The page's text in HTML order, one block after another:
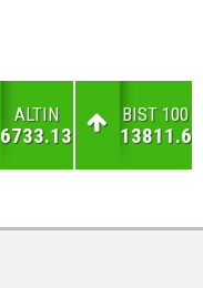
ALTIN
6733.13
BIST 100
13811.6